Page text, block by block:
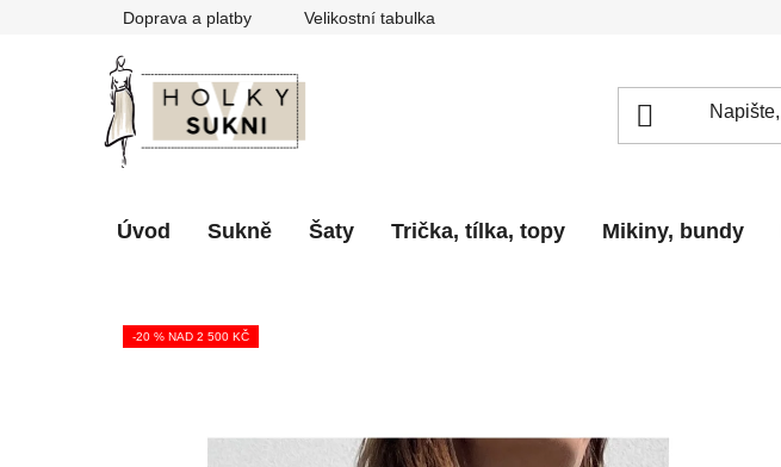
Doprava a platby Velikostní tabulka
Úvod Sukně Šaty Trička, tílka, topy Mikiny, bundy
-20 % NAD 2 500 KČ